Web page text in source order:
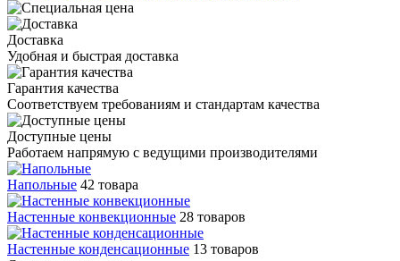
Доставка
Удобная и быстрая доставка
Гарантия качества
Соответствуем требованиям и стандартам качества
Доступные цены
Работаем напрямую с ведущими производителями
Напольные 42 товара
Настенные конвекционные 28 товаров
Настенные конденсационные 13 товаров